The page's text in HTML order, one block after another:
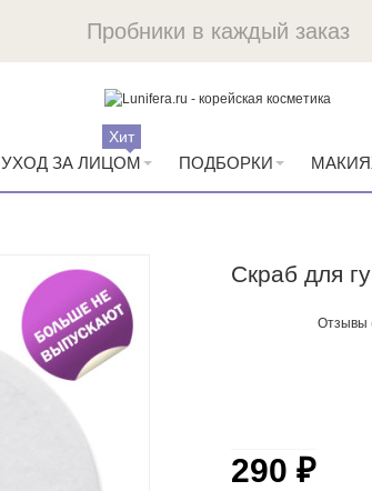
Пробники в каждый заказ
УХОД ЗА ЛИЦОМ
Хит
ПОДБОРКИ
Скраб для
Отзывы
290 ₽